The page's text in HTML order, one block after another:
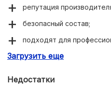
репутация
безопасный состав;
подходят для
цвета хорошо
Загрузить еще
Недостатки